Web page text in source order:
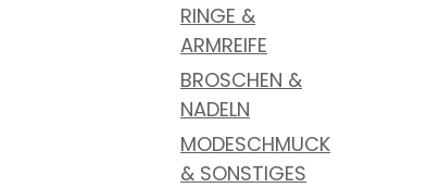
RINGE &
ARMREIFE
BROSCHEN &
NADELN
MODESCHMUCK
& SONSTIGES